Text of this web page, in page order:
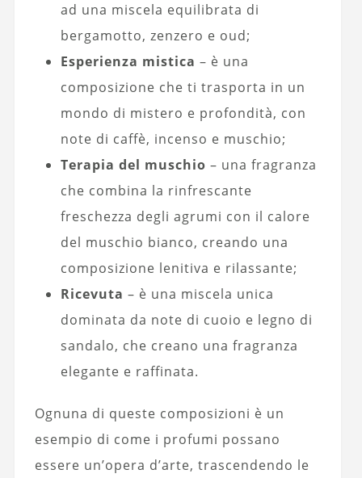
ad una miscela equilibrata di
bergamotto, zenzero e oud;
Esperienza mistica – è una
composizione che ti trasporta in un
mondo di mistero e profondità, con
note di caffè, incenso e muschio;
Terapia del muschio – una fragranza
che combina la rinfrescante
freschezza degli agrumi con il calore
del muschio bianco, creando una
composizione lenitiva e rilassante;
Ricevuta – è una miscela unica
dominata da note di cuoio e legno di
sandalo, che creano una fragranza
elegante e raffinata.
Ognuna di queste composizioni è un
esempio di come i profumi possano
essere un’opera d’arte, trascendendo le